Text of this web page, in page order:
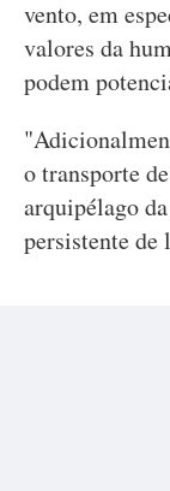
vento, em
valores da
podem
o transporte
arquipélago
persistente de